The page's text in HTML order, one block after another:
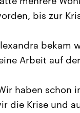
bis zur
bekam
Arbeit auf
haben schon
die Krise und